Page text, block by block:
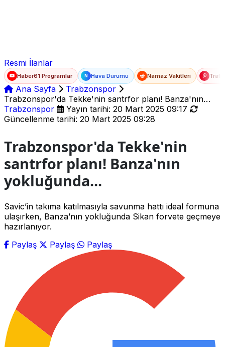
Resmi İlanlar
Haber61 Programlar N Hava Durumu Namaz Vakitleri
Ana Sayfa
Trabzonspor
Trabzonspor'da Tekke'nin santrfor planı! Banza'nın
yokluğunda...
Trabzonspor
Yayın tarihi: 20 Mart 2025 09:17
Güncellenme tarihi: 20 Mart 2025 09:28
Trabzonspor'da Tekke'nin
santrfor planı! Banza'nın
yokluğunda...
Savic’in takıma katılmasıyla savunma hattı ideal formuna
ulaşırken, Banza’nın yokluğunda Sikan forvete geçmeye
hazırlanıyor.
Paylaş
Paylaş Paylaş